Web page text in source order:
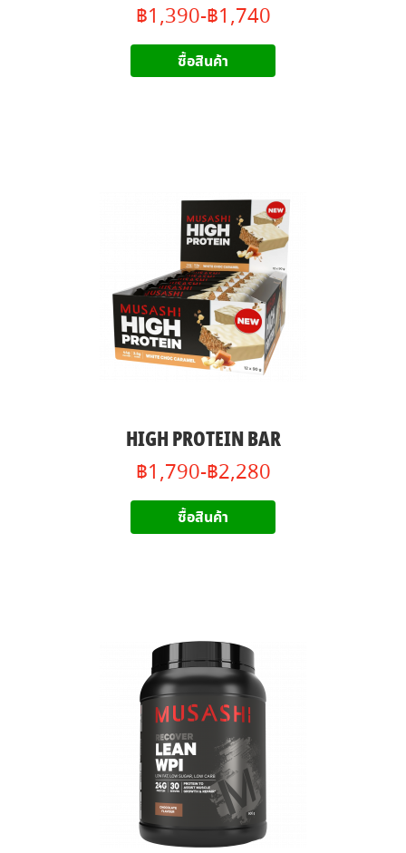
฿1,390-฿1,740
ซื้อสินค้า
HIGH PROTEIN BAR
฿1,790-฿2,280
ซื้อสินค้า